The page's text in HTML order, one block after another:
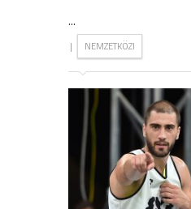
...
| NEMZETKÖZI